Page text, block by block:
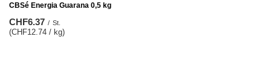
CBSé Energia Guarana 0,5 kg
CHF6.37 / St.
(CHF12.74 / kg)